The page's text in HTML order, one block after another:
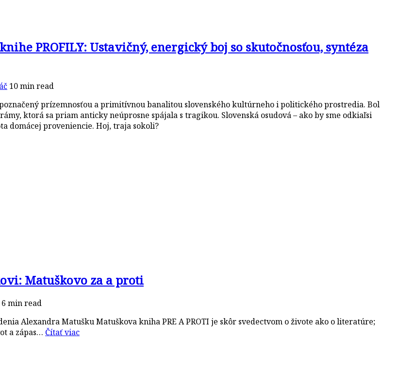
PROFILY: Ustavičný, energický boj so skutočnosťou, syntéza
10 min read
prízemnosťou a primitívnou banalitou slovenského kultúrneho i politického prostredia. Bol
ktorá sa priam anticky neúprosne spájala s tragikou. Slovenská osudová – ako by sme odkiaľsi
domácej proveniencie. Hoj, traja sokoli?
Matuškovo za a proti
6 min read
Alexandra Matušku Matuškova kniha PRE A PROTI je skôr svedectvom o živote ako o literatúre;
a zápas… Čítať viac